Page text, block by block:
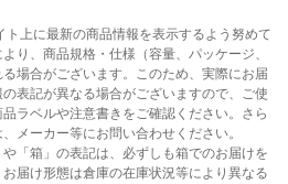
上に最新の商品情報を表示するよう努めて
り、商品規格・仕様（容量、パッケージ、
場合がございます。このため、実際にお届
表記が異なる場合がございますので、ご使
ラベルや注意書きをご確認ください。さら
メーカー等にお問い合わせください。
「箱」の表記は、必ずしも箱でのお届けを
届け形態は倉庫の在庫状況等により異なる